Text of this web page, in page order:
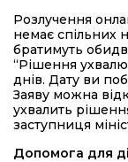
Розлучення
немає спільних
братимуть
“Рішення
днів. Дату ви
Заяву можна
ухвалить
заступниця
Допомога для